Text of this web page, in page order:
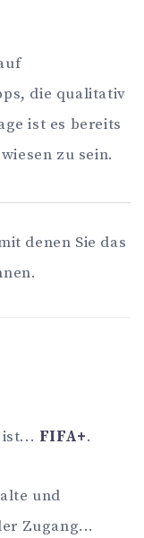
die qualitativ
ist es bereits
zu sein.
denen Sie das
FIFA+.
und
Zugang...